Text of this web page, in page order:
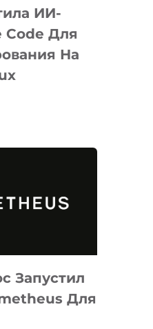
ИИ-
Code Для
На
Запустил
Для